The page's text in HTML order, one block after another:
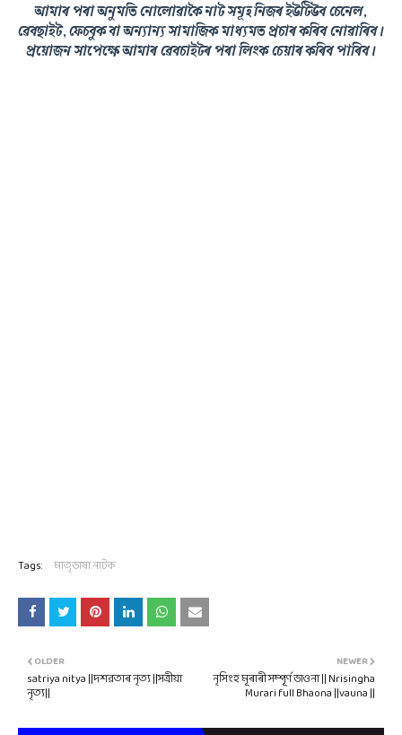
আমাৰ পৰা অনুমতি নোলোৱাকৈ নাট সমূহ নিজৰ ইউটিউব চেনেল,
ৱেবছাইট, ফেচবুক বা অন্যান্য সামাজিক মাধ্যমত প্ৰচাৰ কৰিব নোৱাৰিব।
প্ৰয়োজন সাপেক্ষে আমাৰ ৱেবচাইটৰ পৰা লিংক চেয়াৰ কৰিব পাৰিব।
Tags: মাতৃভাষা নাটক
NEWER
নৃসিংহ মূৰাৰী সম্পূৰ্ণ ভাওনা || Nrisingha
Murari full Bhaona ||vauna ||
OLDER
satriya nitya ||দশৱতাৰ নৃত্য ||সত্ৰীয়া
নৃত্য||